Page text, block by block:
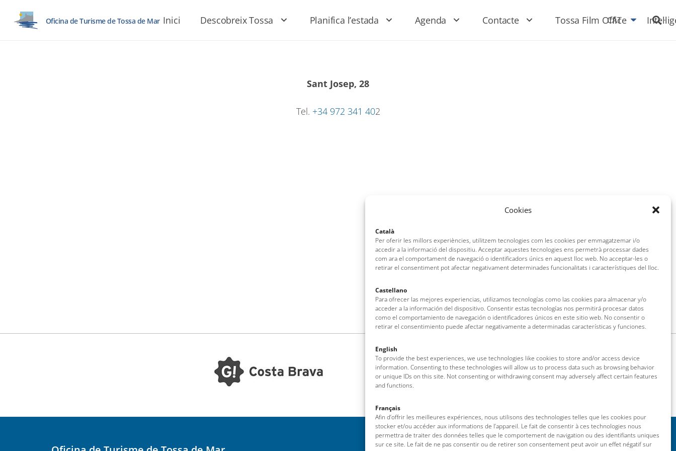
Cookies
Català
Per oferir les millors experiències, utilitzem tecnologies com les cookies per emmagatzemar i/o
accedir a la informació del dispositiu. Acceptar aquestes tecnologies ens permetrà processar dades
com ara el comportament de navegació o identificadors únics en aquest lloc web. No acceptar-les o
retirar el consentiment pot afectar negativament determinades funcionalitats i característiques del lloc.
Castellano
Para ofrecer las mejores experiencias, utilizamos tecnologías como las cookies para almacenar y/o
acceder a la información del dispositivo. Consentir estas tecnologías nos permitirá procesar datos
como el comportamiento de navegación o identificadores únicos en este sitio web. No consentir o
retirar el consentimiento puede afectar negativamente a determinadas características y funciones.
English
To provide the best experiences, we use technologies like cookies to store and/or access device
information. Consenting to these technologies will allow us to process data such as browsing behavior
or unique IDs on this site. Not consenting or withdrawing consent may adversely affect certain features
and functions.
Français
Afin d’offrir les meilleures expériences, nous utilisons des technologies telles que les cookies pour
stocker et/ou accéder aux informations de l’appareil. Le fait de consentir à ces technologies nous
permettra de traiter des données telles que le comportement de navigation ou des identifiants uniques
sur ce site. Le fait de ne pas consentir ou de retirer son consentement peut avoir un effet négatif sur
Oficina de Turisme de Tossa de Mar Inici Descobreix Tossa Planifica l’estada Agenda Contacte Tossa Film Office
CAT
Sant Josep, 28
Tel. +34 972 341 402